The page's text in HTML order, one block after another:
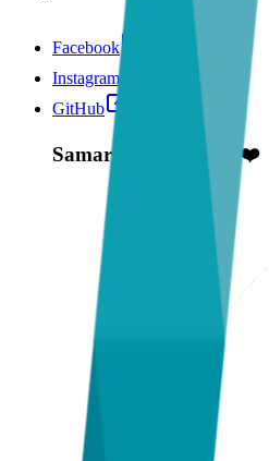
Facebook
Instagram
GitHub
Samarbeidspartnere ❤️